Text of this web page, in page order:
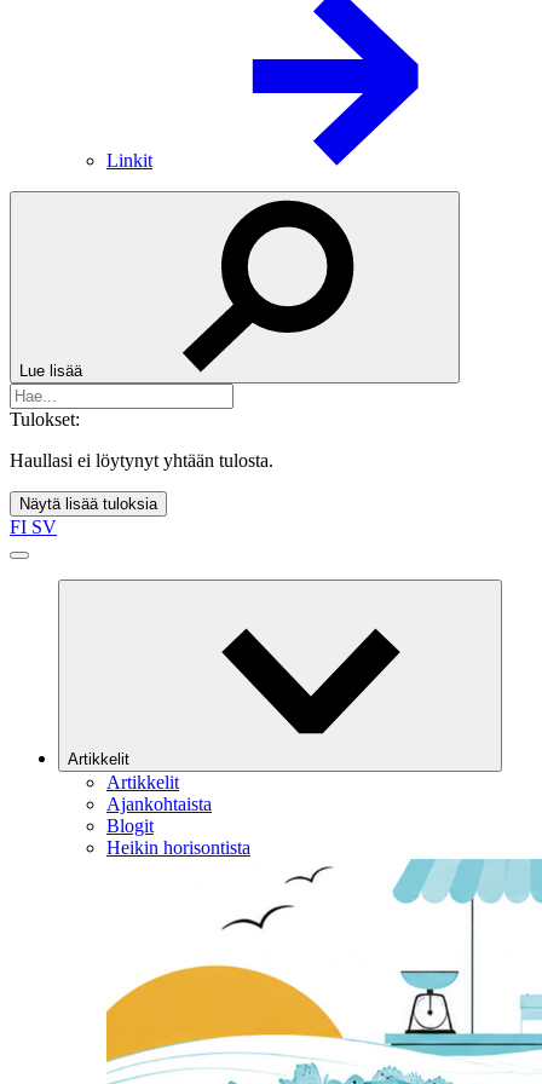
Linkit
Lue lisää
Tulokset:
Haullasi ei löytynyt yhtään tulosta.
Näytä lisää tuloksia
FI SV
Artikkelit
Artikkelit
Ajankohtaista
Blogit
Heikin horisontista